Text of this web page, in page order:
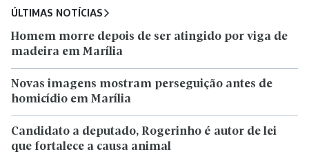
ÚLTIMAS NOTÍCIAS
Homem morre depois de ser atingido por viga de
madeira em Marília
Novas imagens mostram perseguição antes de
homicídio em Marília
Candidato a deputado, Rogerinho é autor de lei
que fortalece a causa animal